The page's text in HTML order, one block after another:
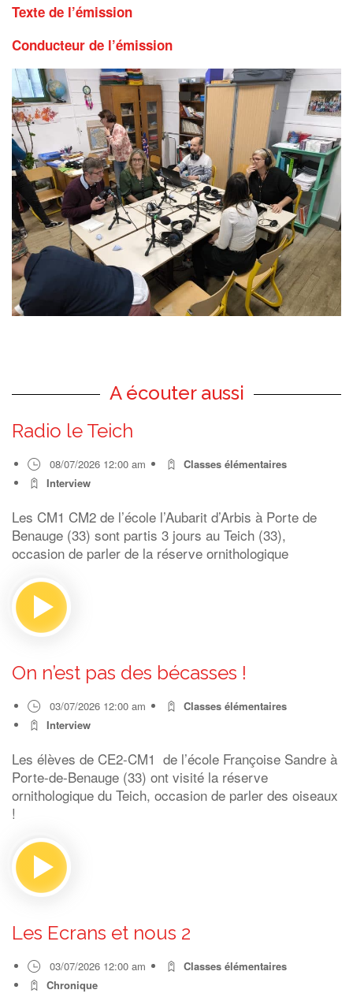
Texte de l’émission
Conducteur de l’émission
A écouter aussi
Radio le Teich
08/07/2026 12:00 am
Classes élémentaires
Interview
Les CM1 CM2 de l’école l’Aubarit d’Arbis à Porte de
Benauge (33) sont partis 3 jours au Teich (33),
occasion de parler de la réserve ornithologique
On n’est pas des bécasses !
03/07/2026 12:00 am
Classes élémentaires
Interview
Les élèves de CE2-CM1 de l’école Françoise Sandre à
Porte-de-Benauge (33) ont visité la réserve
ornithologique du Teich, occasion de parler des oiseaux
!
Les Ecrans et nous 2
03/07/2026 12:00 am
Classes élémentaires
Chronique